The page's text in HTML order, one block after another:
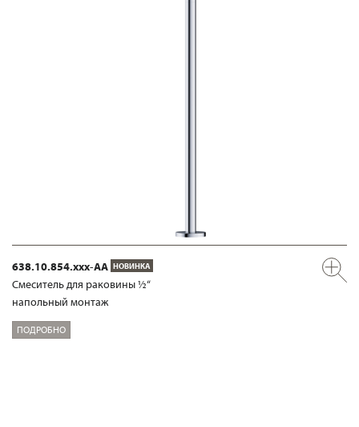
638.10.854.xxx-AA НОВИНКА
Смеситель для раковины ½“
напольный монтаж
ПОДРОБНО